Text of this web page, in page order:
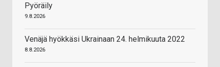
Pyöräily
9.8.2026
Venäjä hyökkäsi Ukrainaan 24. helmikuuta 2022
8.8.2026